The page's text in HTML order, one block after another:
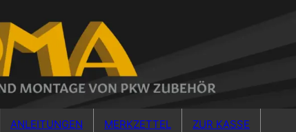
ANLEITUNGEN MERKZETTEL ZUR KASSE